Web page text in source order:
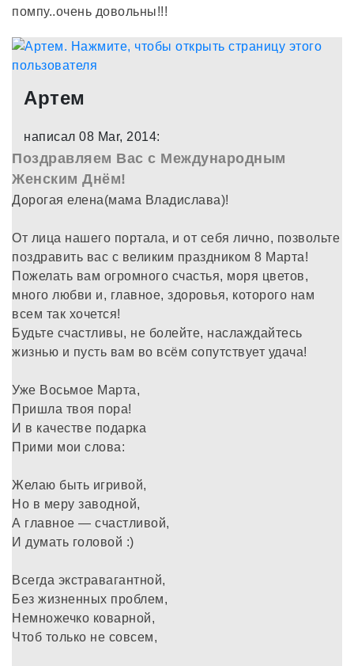
помпу..очень довольны!!!
Артем
написал 08 Mar, 2014:
Поздравляем Вас с Международным
Женским Днём!
Дорогая елена(мама Владислава)!
От лица нашего портала, и от себя лично, позвольте
поздравить вас с великим праздником 8 Марта!
Пожелать вам огромного счастья, моря цветов,
много любви и, главное, здоровья, которого нам
всем так хочется!
Будьте счастливы, не болейте, наслаждайтесь
жизнью и пусть вам во всём сопутствует удача!
Уже Восьмое Марта,
Пришла твоя пора!
И в качестве подарка
Прими мои слова:
Желаю быть игривой,
Но в меру заводной,
А главное — счастливой,
И думать головой :)
Всегда экстравагантной,
Без жизненных проблем,
Немножечко коварной,
Чтоб только не совсем,